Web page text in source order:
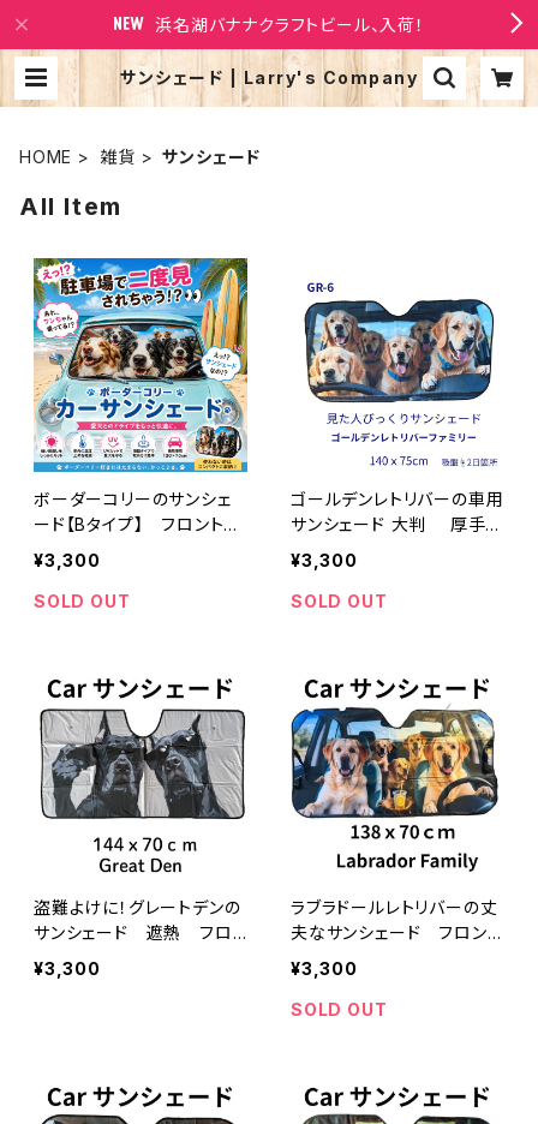
浜名湖バナナクラフトビール、入荷！
サンシェード | Larry's Company
HOME 雑貨 サンシェード
All Item
ボーダーコリーのサンシェ
ード【Bタイプ】 フロントガ
ラスサンシェード
¥3,300
SOLD OUT
ゴールデンレトリバーの車用
サンシェード 大判 厚手・
UVカット・断熱
¥3,300
SOLD OUT
盗難よけに！グレートデンの
サンシェード 遮熱 フロ
ントガラスサンシェード
¥3,300
ラブラドールレトリバーの丈
夫なサンシェード フロント
ガラスサンシェード
¥3,300
SOLD OUT